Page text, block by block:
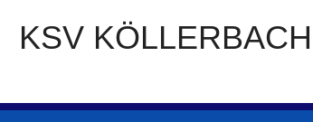
KSV KÖLLERBACH